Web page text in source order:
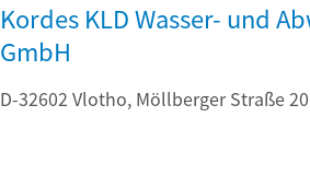
Kordes KLD Wasser- und
GmbH
D-32602 Vlotho, Möllberger Straße 20